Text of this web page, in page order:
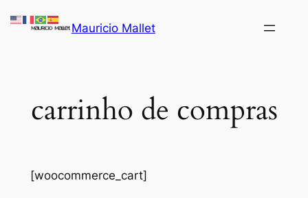
Pular
Mauricio Mallet
carrinho de compras
[woocommerce_cart]